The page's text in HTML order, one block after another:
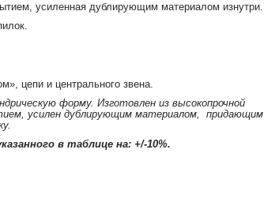
усиленная дублирующим материалом изнутри.
цепи и центрального звена.
форму. Изготовлен из высокопрочной
усилен дублирующим материалом, придающим
в таблице на: +/-10%.